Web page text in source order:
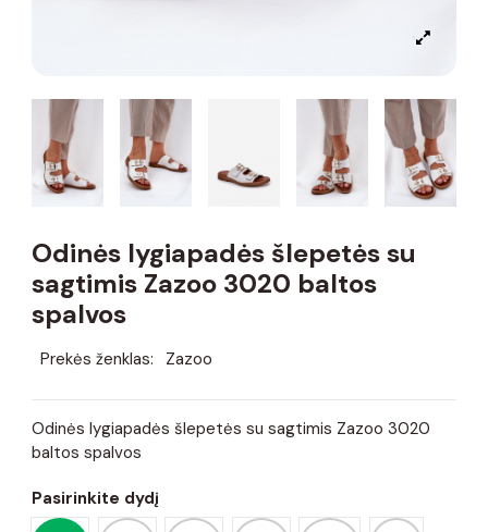
Odinės lygiapadės šlepetės su
sagtimis Zazoo 3020 baltos
spalvos
Prekės ženklas: Zazoo
Odinės lygiapadės šlepetės su sagtimis Zazoo 3020
baltos spalvos
Pasirinkite dydį